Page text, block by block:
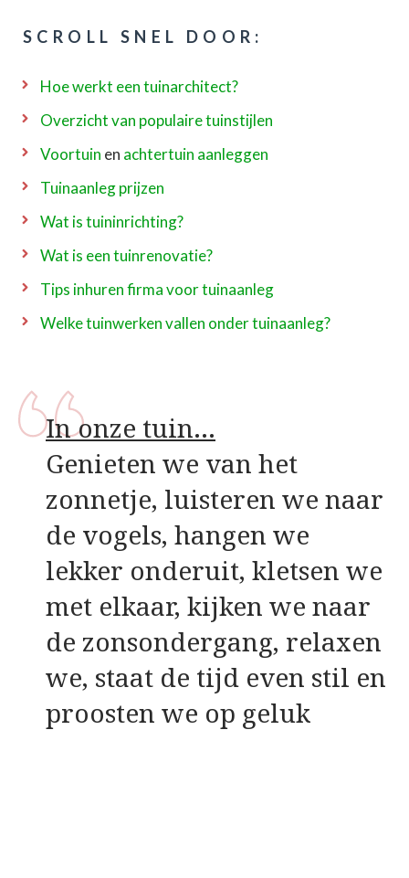
SCROLL SNEL DOOR:
Hoe werkt een tuinarchitect?
Overzicht van populaire tuinstijlen
Voortuin en achtertuin aanleggen
Tuinaanleg prijzen
Wat is tuininrichting?
Wat is een tuinrenovatie?
Tips inhuren firma voor tuinaanleg
Welke tuinwerken vallen onder tuinaanleg?
In onze tuin…
Genieten we van het
zonnetje, luisteren we naar
de vogels, hangen we
lekker onderuit, kletsen we
met elkaar, kijken we naar
de zonsondergang, relaxen
we, staat de tijd even stil en
proosten we op geluk